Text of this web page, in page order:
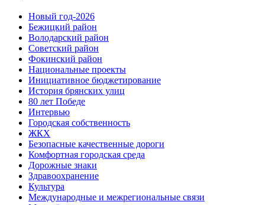
Новый год-2026
Бежицкий район
Володарский район
Советский район
Фокинский район
Национальные проекты
Инициативное бюджетирование
История брянских улиц
80 лет Победе
Интервью
Городская собственность
ЖКХ
Безопасные качественные дороги
Комфортная городская среда
Дорожные знаки
Здравоохранение
Культура
Международные и межрегиональные связи